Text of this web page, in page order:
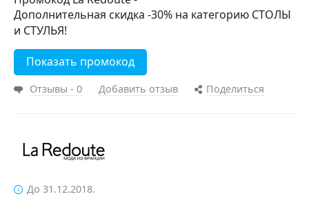
Дополнительная скидка -30% на категорию СТОЛЫ
и СТУЛЬЯ!
Показать промокод
Отзывы - 0 Добавить отзыв Поделиться
До 31.12.2018.